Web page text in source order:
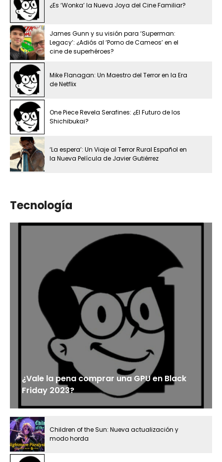
¿Es ‘Wonka’ la Nueva Joya del Cine Familiar?
James Gunn y su visión para ‘Superman:
Legacy’: ¿Adiós al ‘Porno de Cameos’ en el
cine de superhéroes?
Mike Flanagan: Un Maestro del Terror en la Era
de Netflix
One Piece Revela Serafines: ¿El Futuro de los
Shichibukai?
‘La espera’: Un Viaje al Terror Rural Español en
la Nueva Película de Javier Gutiérrez
Tecnología
¿Vale la pena comprar una GPU en Black
Friday 2023?
Children of the Sun: Nueva actualización y
modo horda